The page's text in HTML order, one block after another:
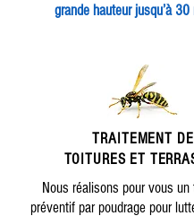
grande hauteur jusqu’à 30
TRAITEMENT DE
TOITURES ET
Nous réalisons pour vous un
préventif par poudrage pour